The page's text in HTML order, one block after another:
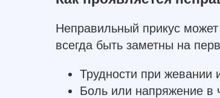
Неправильный прикус
всегда быть заметны на
Трудности при жевании
Боль или напряжение в